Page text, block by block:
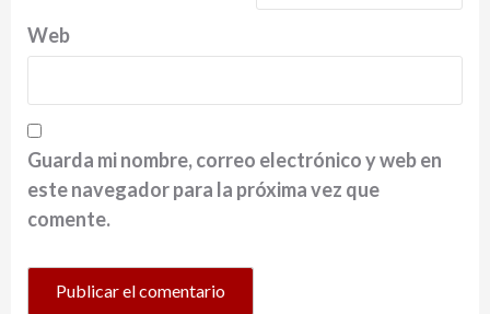
Web
Guarda mi nombre, correo electrónico y web en
este navegador para la próxima vez que
comente.